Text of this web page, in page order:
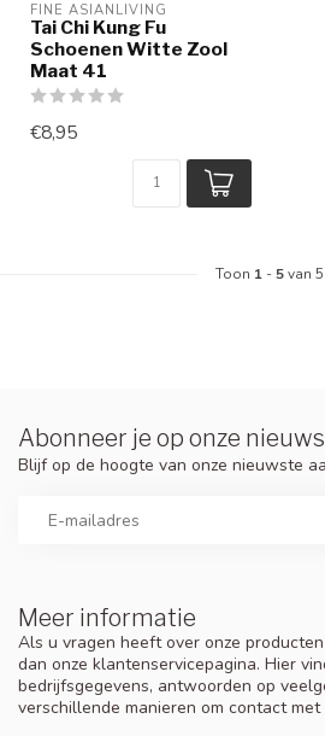
FINE ASIANLIVING
Tai Chi Kung Fu
Schoenen Witte Zool
Maat 41
€8,95
Toon 1 -5van 5
Meer informatie
Als u vragen heeft over onze
dan onze klantenservicepagina. Hier
bedrijfsgegevens, antwoorden op
verschillende manieren om contact met
Abonneer je op onze
Blijf op de hoogte van onze nieuwste